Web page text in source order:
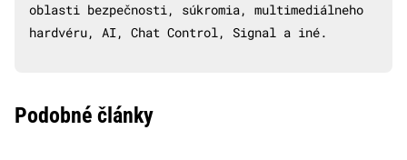
oblasti bezpečnosti, súkromia, multimediálneho
hardvéru, AI, Chat Control, Signal a iné.
Podobné články